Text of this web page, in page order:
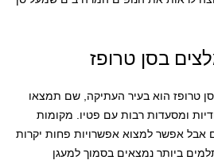
בסן טרופז
טרופז הוא בעיר העתיקה, שם תמצאו
ומסעדות רבות עם פטיו. מקומות
אבל אפשר למצוא אפשרויות פחות יקרות
ביותר נמצאים בסמוך למעגן